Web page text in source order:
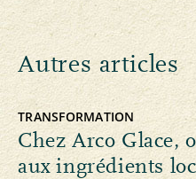
Autres articles
TRANSFORMATION
Chez Arco Glace,
aux ingrédients